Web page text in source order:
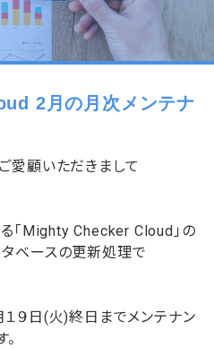
2月の月次メンテナ
愛顧いただきまして
「Mighty Checker Cloud」の
タベースの更新処理で
９日(火)終日までメンテナン